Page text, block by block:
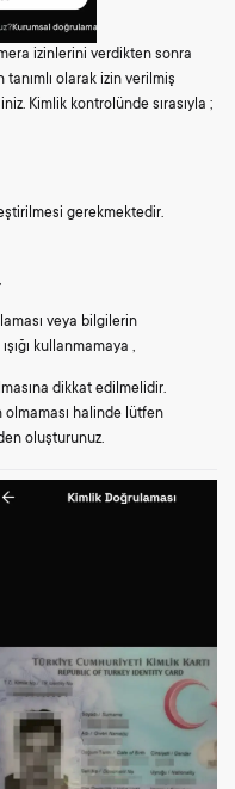
izinlerini verdikten sonra
olarak izin verilmiş
Kimlik kontrolünde sırasıyla ;
gerekmektedir.
veya bilgilerin
kullanmamaya ,
dikkat edilmelidir.
olmaması halinde lütfen
oluşturunuz.